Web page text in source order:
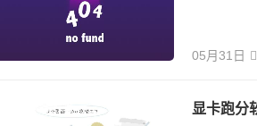
05月31日
显卡跑分